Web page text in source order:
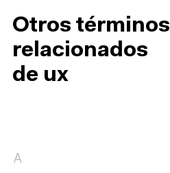
Otros términos
relacionados
de ux
A